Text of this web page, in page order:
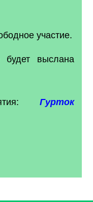
участие.
выслана
Гурток